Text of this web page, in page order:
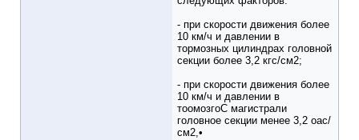
- при скорости движения более
10 км/ч и давлении в
тормозных цилиндрах головной
секции более 3,2 кгс/см2;
- при скорости движения более
10 км/ч и давлении в
тоомозгоC магистрали
головное секции менее 3,2 oас/
см2,•